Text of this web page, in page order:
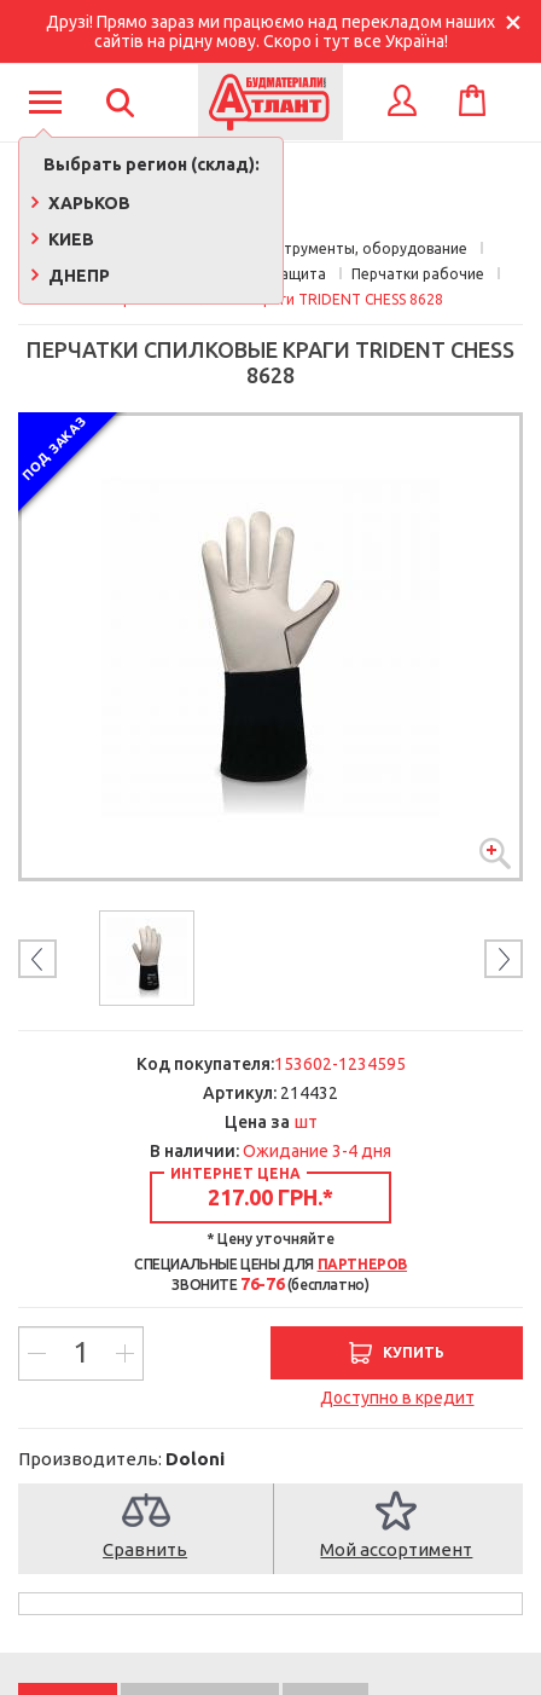
Друзі! Прямо зараз ми працюємо над перекладом наших
сайтів на рідну мову. Скоро і тут все Україна!
Выбрать регион (склад):
ХАРЬКОВ
КИЕВ
ДНЕПР
КОРЗИНА
Главная
Строительные инструменты, оборудование
Строительная спецодежда и защита
Перчатки рабочие
Перчатки спилковые краги TRIDENT CHESS 8628
ПЕРЧАТКИ СПИЛКОВЫЕ КРАГИ TRIDENT CHESS
8628
ПОД ЗАКАЗ
Код покупателя:153602-1234595
Артикул: 214432
Цена за шт
В наличии:Ожидание 3-4 дня
ИНТЕРНЕТ ЦЕНА
217.00 ГРН.*
* Цену уточняйте
СПЕЦИАЛЬНЫЕ ЦЕНЫ ДЛЯ ПАРТНЕРОВ
ЗВОНИТЕ 76-76(бесплатно)
КУПИТЬ
Доступно в кредит
Производитель: Doloni
Сравнить Мой ассортимент